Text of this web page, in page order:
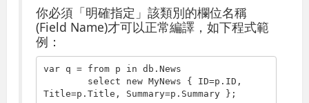
你必須「明確指定」該類別的欄位名稱
(Field Name)才可以正常編譯，如下程式範
例：
var q = from p in db.News
select
new MyNews { ID=p.ID,
Title=p.Title, Summary=p.Summary };